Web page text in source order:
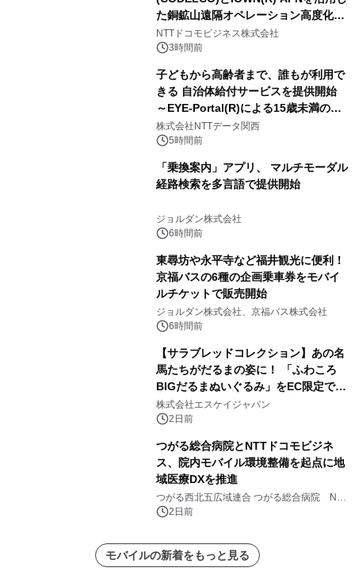
た銅鉱山遠隔オペレーション高度化に
向けた調査・実証を開始
NTTドコモビジネス株式会社
3時間前
子どもから高齢者まで、誰もが利用で
きる 自治体給付サービスを提供開始
～EYE-Portal(R)による15歳未満の本
人認証と デジタルデバイド対策で実現
～
株式会社NTTデータ関西
5時間前
「乗換案内」アプリ、 マルチモーダル
経路検索を多言語で提供開始
ジョルダン株式会社
6時間前
東尋坊や永平寺など福井観光に便利！
京福バスの6種の企画乗車券をモバイ
ルチケットで販売開始
ジョルダン株式会社、京福バス株式会社
6時間前
【サラブレッドコレクション】あの名
馬たちがだるまの姿に！ 「ふわころ
BIGだるまぬいぐるみ」をEC限定で受
注販売開始
株式会社エスケイジャパン
2日前
つがる総合病院とNTTドコモビジネ
ス、院内モバイル環境整備を起点に地
域医療DXを推進
つがる西北五広域連合 つがる総合病院 NTT
ドコモビジネス株式会社
2日前
モバイルの新着をもっと見る